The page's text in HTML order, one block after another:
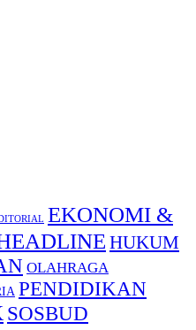
EKONOMI &
HUKUM
OLAHRAGA
PENDIDIKAN
SOSBUD